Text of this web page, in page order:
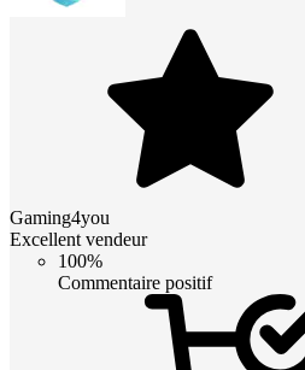
Gaming4you
Excellent vendeur
100%
Commentaire positif